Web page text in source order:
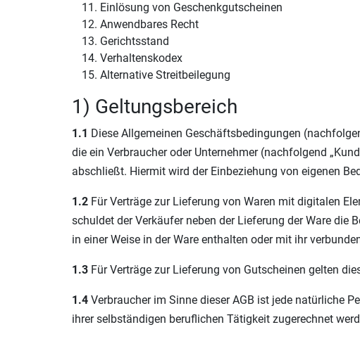
Einlösung von Geschenkgutscheinen
Anwendbares Recht
Gerichtsstand
Verhaltenskodex
Alternative Streitbeilegung
1) Geltungsbereich
1.1 Diese Allgemeinen Geschäftsbedingungen
die ein Verbraucher oder Unternehmer (nachfolgend
abschließt. Hiermit wird der Einbeziehung von eigenen
1.2 Für Verträge zur Lieferung von Waren mit digitalen
schuldet der Verkäufer neben der Lieferung der Ware
in einer Weise in der Ware enthalten oder mit ihr
1.3 Für Verträge zur Lieferung von Gutscheinen gelten
1.4 Verbraucher im Sinne dieser AGB ist jede natürliche
ihrer selbständigen beruflichen Tätigkeit zugerechnet